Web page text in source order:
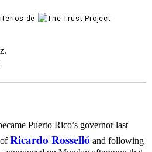
de
Puerto Rico’s governor last
Ricardo Rosselló and following